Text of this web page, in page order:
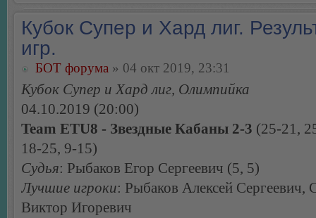
Кубок Супер и Хард лиг.
игр.
БОТ форума » 04 окт 2019, 23:31
Кубок Супер и Хард лиг, Олимпийка
04.10.2019 (20:00)
Team ETU8 - Звездные Кабаны 2-3 (25-21,
18-25, 9-15)
Судья: Рыбаков Егор Сергеевич (5, 5)
Лучшие игроки: Рыбаков Алексей Сергеевич,
Виктор Игоревич